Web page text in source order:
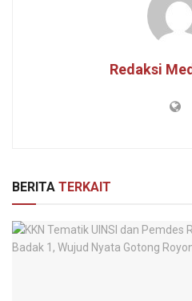
Redaksi
BERITA TERKAIT